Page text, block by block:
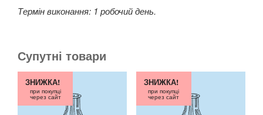
Термін виконання: 1 робочий день.
Супутні товари
ЗНИЖКА!
при покупці
через сайт
ЗНИЖКА!
при покупці
через сайт